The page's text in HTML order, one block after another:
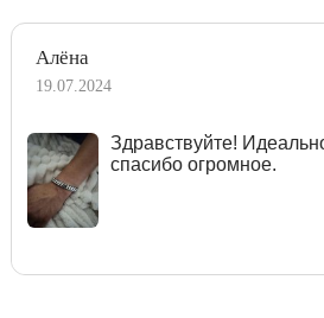
Алёна
19.07.2024
Здравствуйте!
спасибо огромное.